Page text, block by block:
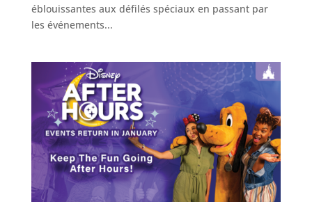
éblouissantes aux défilés spéciaux en passant par
les événements...